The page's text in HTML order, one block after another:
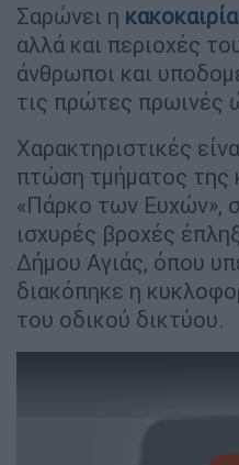
Σαρώνει η κακοκαιρία
αλλά και περιοχές
άνθρωποι και
τις πρώτες πρωινές
Χαρακτηριστικές
πτώση τμήματος της
«Πάρκο των Ευχών»,
ισχυρές βροχές
Δήμου Αγιάς, όπου
διακόπηκε η
του οδικού δικτύου.